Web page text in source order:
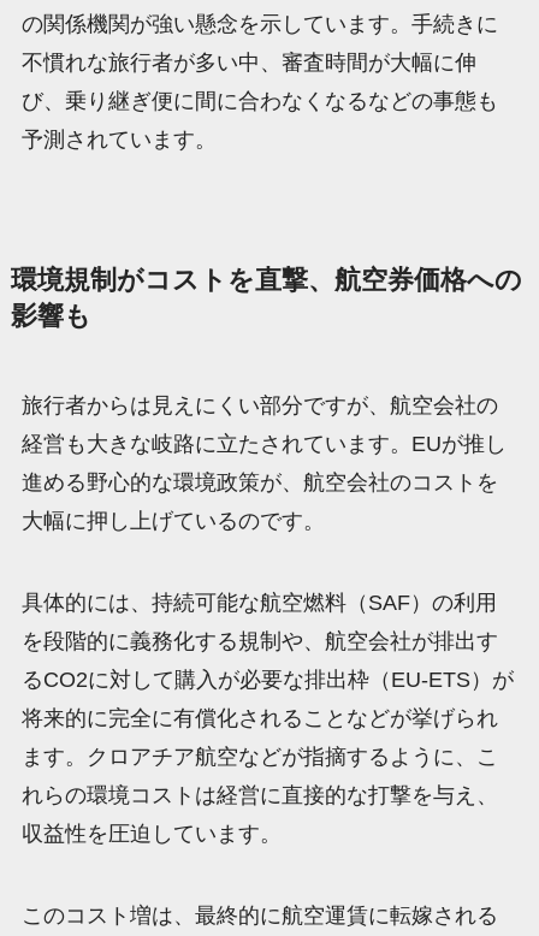
の関係機関が強い懸念を示しています。手続きに
不慣れな旅行者が多い中、審査時間が大幅に伸
び、乗り継ぎ便に間に合わなくなるなどの事態も
予測されています。
環境規制がコストを直撃、航空券価格への
影響も
旅行者からは見えにくい部分ですが、航空会社の
経営も大きな岐路に立たされています。EUが推し
進める野心的な環境政策が、航空会社のコストを
大幅に押し上げているのです。
具体的には、持続可能な航空燃料（SAF）の利用
を段階的に義務化する規制や、航空会社が排出す
るCO2に対して購入が必要な排出枠（EU-ETS）が
将来的に完全に有償化されることなどが挙げられ
ます。クロアチア航空などが指摘するように、こ
れらの環境コストは経営に直接的な打撃を与え、
収益性を圧迫しています。
このコスト増は、最終的に航空運賃に転嫁される